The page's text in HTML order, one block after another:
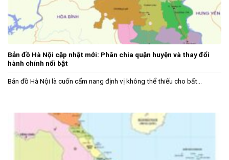
Bản đồ Hà Nội cập nhật mới: Phân chia quận huyện và thay đổi
hành chính nổi bật
Bản đồ Hà Nội là cuốn cẩm nang định vị không thể thiếu cho bất...